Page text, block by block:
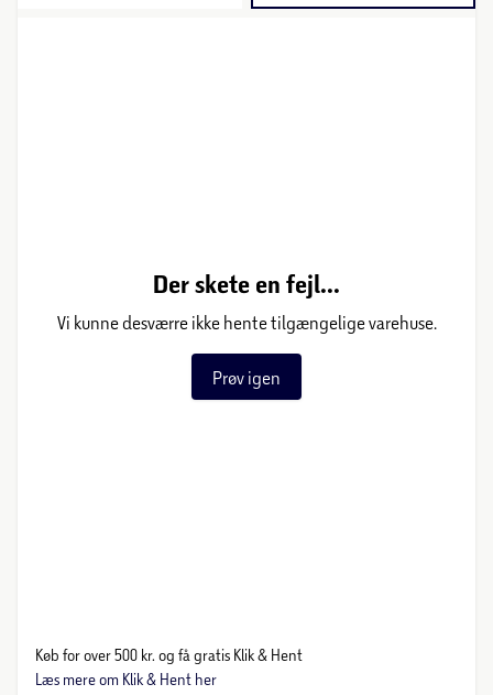
Der skete en fejl...
Vi kunne desværre ikke hente tilgængelige varehuse.
Prøv igen
Køb for over 500 kr. og få gratis Klik & Hent
Læs mere om Klik & Hent her